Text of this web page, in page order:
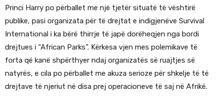
Princi Harry po përballet me një tjetër situatë të vështirë
publike, pasi organizata për të drejtat e indigjenëve Survival
International i ka bërë thirrje të japë dorëheqjen nga bordi
drejtues i “African Parks”. Kërkesa vjen mes polemikave të
forta që kanë shpërthyer ndaj organizatës së ruajtjes së
natyrës, e cila po përballet me akuza serioze për shkelje të të
drejtave të njeriut në disa prej operacioneve të saj në Afrikë.